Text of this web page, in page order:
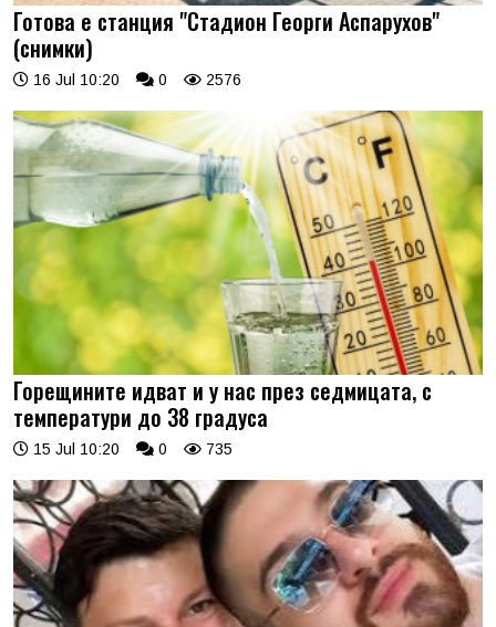
Готова е станция "Стадион Георги Аспарухов"
(снимки)
16 Jul 10:20 0 2576
Горещините идват и у нас през седмицата, с
температури до 38 градуса
15 Jul 10:20 0 735